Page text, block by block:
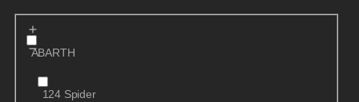
ABARTH
124 Spider